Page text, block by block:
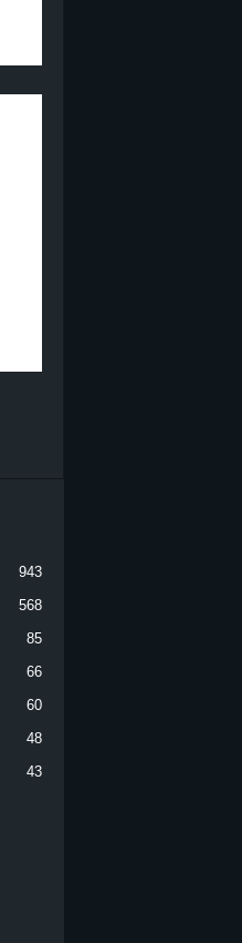
943
568
85
66
60
48
43